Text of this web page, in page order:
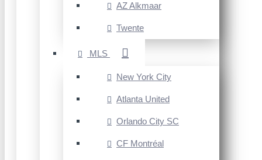
AZ Alkmaar
Twente
MLS
New York City
Atlanta United
Orlando City SC
CF Montréal